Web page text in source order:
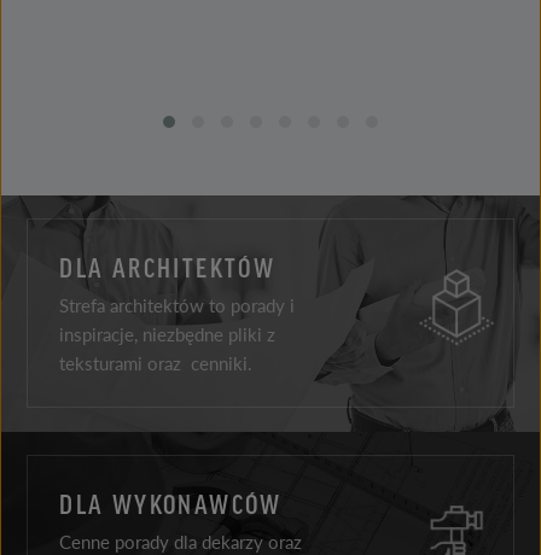
DLA ARCHITEKTÓW
Strefa architektów to porady i
inspiracje, niezbędne pliki z
teksturami oraz cenniki.
DLA WYKONAWCÓW
Cenne porady dla dekarzy oraz